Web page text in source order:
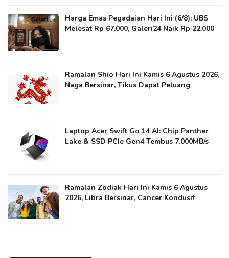
Harga Emas Pegadaian Hari Ini (6/8): UBS
Melesat Rp 67.000, Galeri24 Naik Rp 22.000
Ramalan Shio Hari Ini Kamis 6 Agustus 2026,
Naga Bersinar, Tikus Dapat Peluang
Laptop Acer Swift Go 14 AI: Chip Panther
Lake & SSD PCIe Gen4 Tembus 7.000MB/s
Ramalan Zodiak Hari Ini Kamis 6 Agustus
2026, Libra Bersinar, Cancer Kondusif